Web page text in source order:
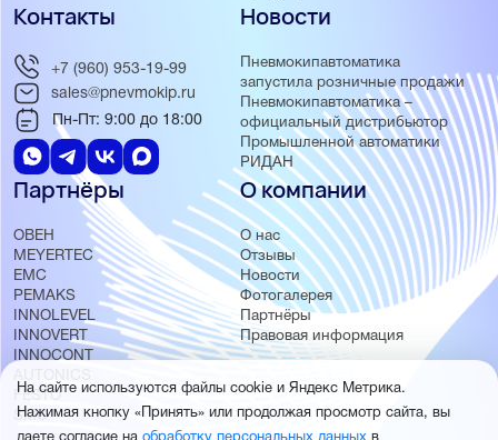
Новости
Пневмокипавтоматика
запустила розничные продажи
Пневмокипавтоматика –
официальный дистрибьютор
Промышленной автоматики
РИДАН
Партнёры
ОВЕН
MEYERTEC
EMC
PEMAKS
INNOLEVEL
INNOVERT
INNOCONT
AUTONICS
FESTO
SMC
О компании
О нас
Отзывы
Новости
Фотогалерея
Партнёры
Правовая информация
Контакты
+7 (960) 953-19-99
sales@pnevmokip.ru
Пн-Пт: 9:00 до 18:00
На сайте используются файлы cookie и Яндекс Метрика.
Нажимая кнопку «Принять» или продолжая просмотр сайта, вы